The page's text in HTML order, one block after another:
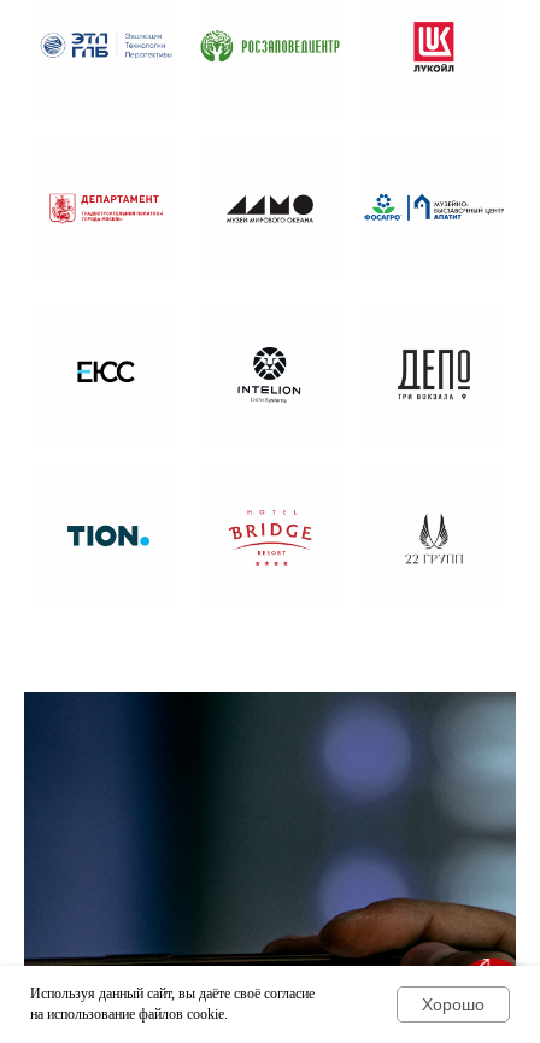
Используя данный сайт, вы даёте своё согласие
на использование файлов cookie.
Хорошо